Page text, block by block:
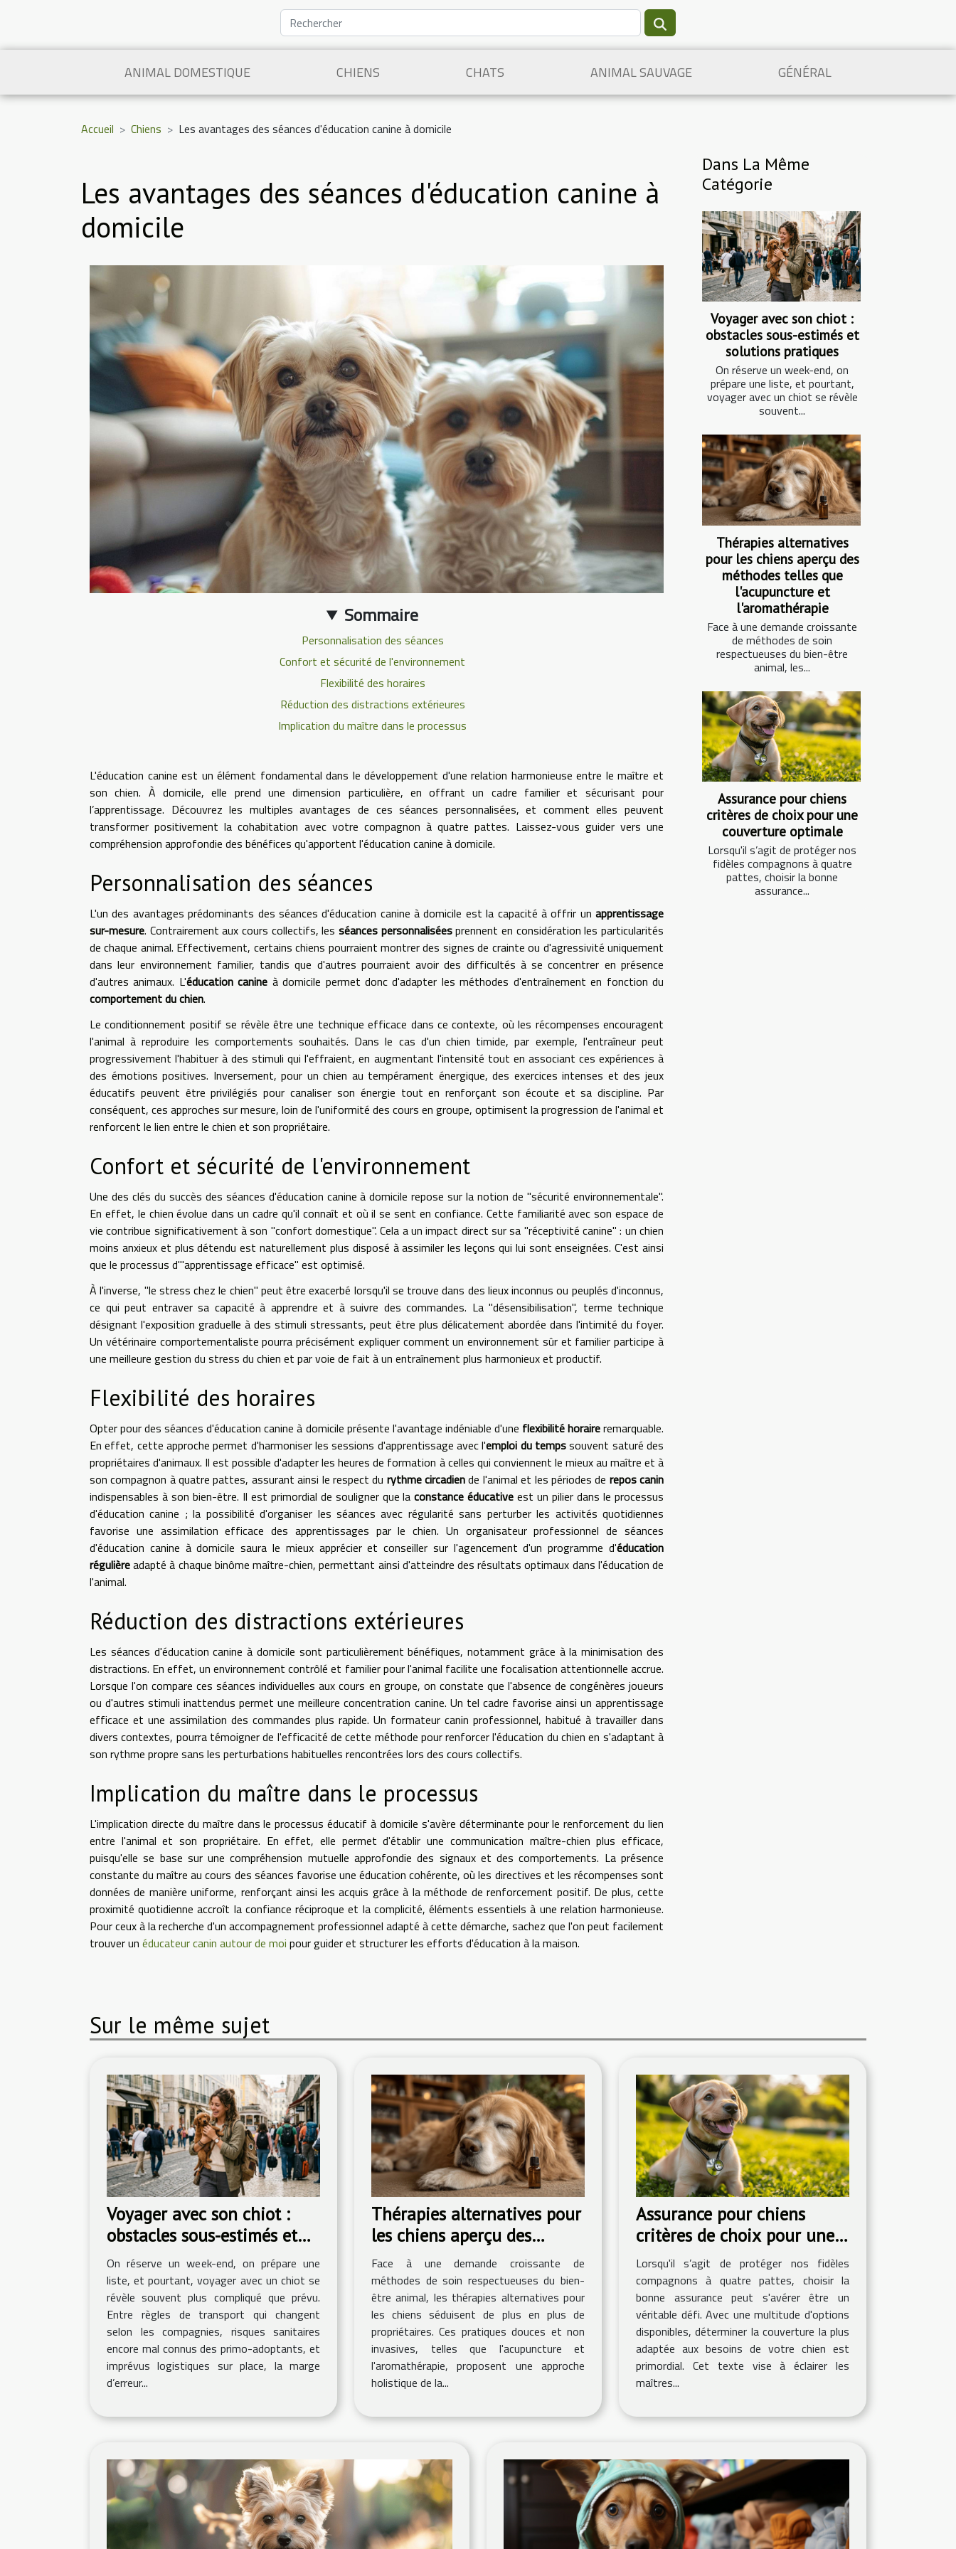
ANIMAL DOMESTIQUE CHIENS CHATS ANIMAL SAUVAGE GÉNÉRAL
Accueil Chiens Les avantages des séances d'éducation canine à domicile
Les avantages des séances d'éducation canine à
domicile
Sommaire
Personnalisation des séances
Confort et sécurité de l'environnement
Flexibilité des horaires
Réduction des distractions extérieures
Implication du maître dans le processus
L'éducation canine est un élément fondamental dans le développement d'une relation harmonieuse entre le maître et
son chien. À domicile, elle prend une dimension particulière, en offrant un cadre familier et sécurisant pour
l’apprentissage. Découvrez les multiples avantages de ces séances personnalisées, et comment elles peuvent
transformer positivement la cohabitation avec votre compagnon à quatre pattes. Laissez-vous guider vers une
compréhension approfondie des bénéfices qu'apportent l'éducation canine à domicile.
Personnalisation des séances
L'un des avantages prédominants des séances d'éducation canine à domicile est la capacité à offrir un apprentissage
sur-mesure. Contrairement aux cours collectifs, les séances personnaliséesprennent en considération les particularités
de chaque animal. Effectivement, certains chiens pourraient montrer des signes de crainte ou d'agressivité uniquement
dans leur environnement familier, tandis que d'autres pourraient avoir des difficultés à se concentrer en présence
d'autres animaux. L'éducation canine à domicile permet donc d'adapter les méthodes d'entraînement en fonction du
comportement du chien.
Le conditionnement positif se révèle être une technique efficace dans ce contexte, où les récompenses encouragent
l'animal à reproduire les comportements souhaités. Dans le cas d'un chien timide, par exemple, l'entraîneur peut
progressivement l'habituer à des stimuli qui l'effraient, en augmentant l'intensité tout en associant ces expériences à
des émotions positives. Inversement, pour un chien au tempérament énergique, des exercices intenses et des jeux
éducatifs peuvent être privilégiés pour canaliser son énergie tout en renforçant son écoute et sa discipline. Par
conséquent, ces approches sur mesure, loin de l'uniformité des cours en groupe, optimisent la progression de l'animal et
renforcent le lien entre le chien et son propriétaire.
Confort et sécurité de l'environnement
Une des clés du succès des séances d'éducation canine à domicile repose sur la notion de "sécurité environnementale".
En effet, le chien évolue dans un cadre qu'il connaît et où il se sent en confiance. Cette familiarité avec son espace de
vie contribue significativement à son "confort domestique". Cela a un impact direct sur sa "réceptivité canine" : un chien
moins anxieux et plus détendu est naturellement plus disposé à assimiler les leçons qui lui sont enseignées. C'est ainsi
que le processus d'"apprentissage efficace" est optimisé.
À l'inverse, "le stress chez le chien" peut être exacerbé lorsqu'il se trouve dans des lieux inconnus ou peuplés d'inconnus,
ce qui peut entraver sa capacité à apprendre et à suivre des commandes. La "désensibilisation", terme technique
désignant l'exposition graduelle à des stimuli stressants, peut être plus délicatement abordée dans l'intimité du foyer.
Un vétérinaire comportementaliste pourra précisément expliquer comment un environnement sûr et familier participe à
une meilleure gestion du stress du chien et par voie de fait à un entraînement plus harmonieux et productif.
Flexibilité des horaires
Opter pour des séances d'éducation canine à domicile présente l'avantage indéniable d'une flexibilité horaireremarquable.
En effet, cette approche permet d'harmoniser les sessions d'apprentissage avec l'emploi du tempssouvent saturé des
propriétaires d'animaux. Il est possible d'adapter les heures de formation à celles qui conviennent le mieux au maître et à
son compagnon à quatre pattes, assurant ainsi le respect du rythme circadiende l'animal et les périodes de repos canin
indispensables à son bien-être. Il est primordial de souligner que laconstance éducative est un pilier dans le processus
d'éducation canine ; la possibilité d'organiser les séances avec régularité sans perturber les activités quotidiennes
favorise une assimilation efficace des apprentissages par le chien. Un organisateur professionnel de séances
d'éducation canine à domicile saura le mieux apprécier et conseiller sur l'agencement d'un programme d'éducation
régulièreadapté à chaque binôme maître-chien, permettant ainsi d'atteindre des résultats optimaux dans l'éducation de
l'animal.
Réduction des distractions extérieures
Les séances d'éducation canine à domicile sont particulièrement bénéfiques, notamment grâce à la minimisation des
distractions. En effet, un environnement contrôlé et familier pour l'animal facilite une focalisation attentionnelle accrue.
Lorsque l'on compare ces séances individuelles aux cours en groupe, on constate que l'absence de congénères joueurs
ou d'autres stimuli inattendus permet une meilleure concentration canine. Un tel cadre favorise ainsi un apprentissage
efficace et une assimilation des commandes plus rapide. Un formateur canin professionnel, habitué à travailler dans
divers contextes, pourra témoigner de l'efficacité de cette méthode pour renforcer l'éducation du chien en s'adaptant à
son rythme propre sans les perturbations habituelles rencontrées lors des cours collectifs.
Implication du maître dans le processus
L'implication directe du maître dans le processus éducatif à domicile s'avère déterminante pour le renforcement du lien
entre l'animal et son propriétaire. En effet, elle permet d'établir une communication maître-chien plus efficace,
puisqu'elle se base sur une compréhension mutuelle approfondie des signaux et des comportements. La présence
constante du maître au cours des séances favorise une éducation cohérente, où les directives et les récompenses sont
données de manière uniforme, renforçant ainsi les acquis grâce à la méthode de renforcement positif. De plus, cette
proximité quotidienne accroît la confiance réciproque et la complicité, éléments essentiels à une relation harmonieuse.
Pour ceux à la recherche d'un accompagnement professionnel adapté à cette démarche, sachez que l'on peut facilement
trouver un éducateur canin autour de moi pour guider et structurer les efforts d'éducation à la maison.
Dans La Même
Catégorie
Voyager avec son chiot :
obstacles sous-estimés et
solutions pratiques
On réserve un week-end, on
prépare une liste, et pourtant,
voyager avec un chiot se révèle
souvent...
Thérapies alternatives
pour les chiens aperçu des
méthodes telles que
l'acupuncture et
l'aromathérapie
Face à une demande croissante
de méthodes de soin
respectueuses du bien-être
animal, les...
Assurance pour chiens
critères de choix pour une
couverture optimale
Lorsqu'il s’agit de protéger nos
fidèles compagnons à quatre
pattes, choisir la bonne
assurance...
Sur le même sujet
Voyager avec son chiot :
obstacles sous-estimés et
solutions pratiques
On réserve un week-end, on prépare une
liste, et pourtant, voyager avec un chiot se
révèle souvent plus compliqué que prévu.
Entre règles de transport qui changent
selon les compagnies, risques sanitaires
encore mal connus des primo-adoptants, et
imprévus logistiques sur place, la marge
d’erreur...
Thérapies alternatives pour
les chiens aperçu des
méthodes telles que
l'acupuncture et
l'aromathérapie
Face à une demande croissante de
méthodes de soin respectueuses du bien-
être animal, les thérapies alternatives pour
les chiens séduisent de plus en plus de
propriétaires. Ces pratiques douces et non
invasives, telles que l'acupuncture et
l'aromathérapie, proposent une approche
holistique de la...
Assurance pour chiens
critères de choix pour une
couverture optimale
Lorsqu'il s’agit de protéger nos fidèles
compagnons à quatre pattes, choisir la
bonne assurance peut s'avérer être un
véritable défi. Avec une multitude d'options
disponibles, déterminer la couverture la plus
adaptée aux besoins de votre chien est
primordial. Cet texte vise à éclairer les
maîtres...